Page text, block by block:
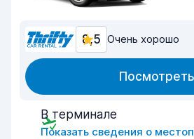
8,5 Очень хорошо
Посмотреть
В терминале
Показать сведения о